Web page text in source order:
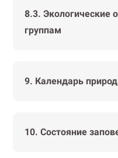
8.3. Экологические
группам
9. Календарь
10. Состояние